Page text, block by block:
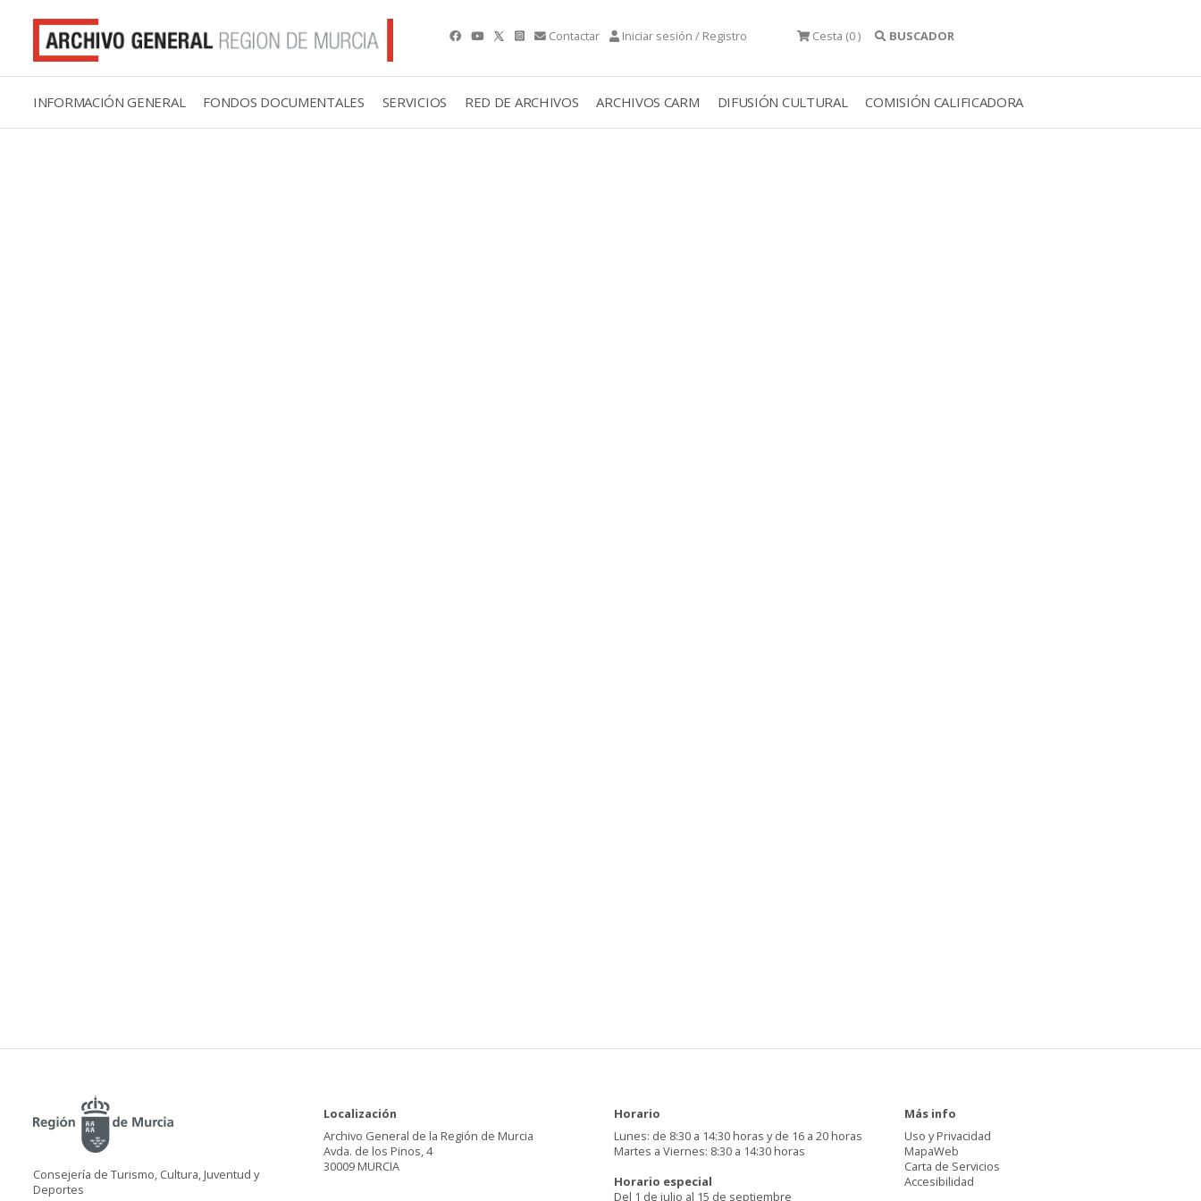
Contactar Iniciar sesión / Registro Cesta (0 ) BUSCADOR
INFORMACIÓN GENERAL FONDOS DOCUMENTALES SERVICIOS RED DE ARCHIVOS ARCHIVOS CARM DIFUSIÓN CULTURAL COMISIÓN CALIFICADORA
Consejería de Turismo, Cultura, Juventud y
Deportes
Localización
Archivo General de la Región de Murcia
Avda. de los Pinos, 4
30009 MURCIA
Horario
Lunes: de 8:30 a 14:30 horas y de 16 a 20 horas
Martes a Viernes: 8:30 a 14:30 horas
Horario especial
Del 1 de julio al 15 de septiembre
Más info
Uso y Privacidad
MapaWeb
Carta de Servicios
Accesibilidad